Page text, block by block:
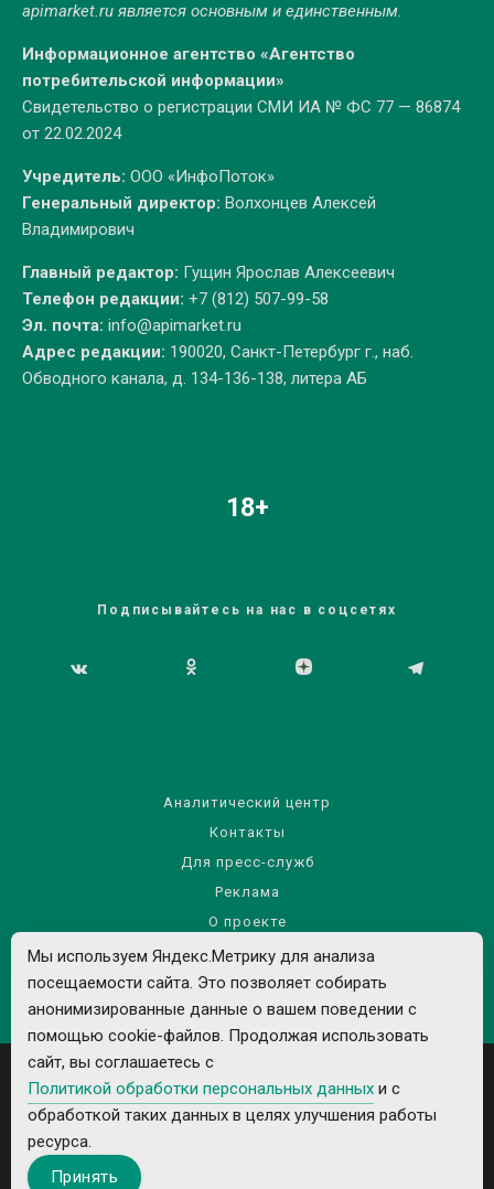
apimarket.ruявляется основным и единственным.
Информационное агентство «Агентство
потребительской информации»
Свидетельство о регистрации СМИ ИА № ФС 77 — 86874
от 22.02.2024
Учредитель: ООО «ИнфоПоток»
Генеральный директор: Волхонцев Алексей
Владимирович
Главный редактор: Гущин Ярослав Алексеевич
Телефон редакции: +7 (812) 507-99-58
Эл. почта: info@apimarket.ru
Адрес редакции: 190020, Санкт-Петербург г., наб.
Обводного канала, д. 134-136-138, литера АБ
18+
Подписывайтесь на нас в соцсетях
Аналитический центр
Контакты
Для пресс-служб
Реклама
О проекте
Правила использования материалов сайта
Политика обработки персональных данных
Все рекламируемые товары и услуги имеют необходимые лицензии и
Мы используем Яндекс.Метрику для анализа
посещаемости сайта. Это позволяет собирать
анонимизированные данные о вашем поведении с
помощью cookie-файлов. Продолжая использовать
сайт, вы соглашаетесь с
Политикой обработки персональных данных и с
обработкой таких данных в целях улучшения работы
ресурса.
Принять